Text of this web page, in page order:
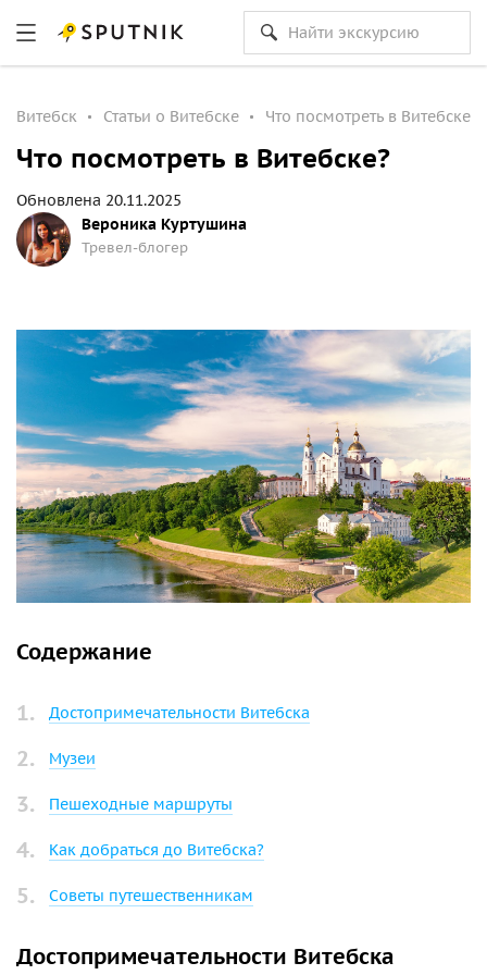
Витебск Статьи о Витебске Что посмотреть в Витебске?
Что посмотреть в Витебске?
Вероника Куртушина
Тревел-блогер
Обновлена 20.11.2025
Содержание
Достопримечательности Витебска
Музеи
Пешеходные маршруты
Как добраться до Витебска?
Советы путешественникам
Достопримечательности Витебска